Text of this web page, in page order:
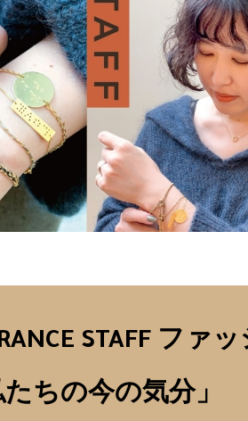
STAFF ファ
たちの今の気分」